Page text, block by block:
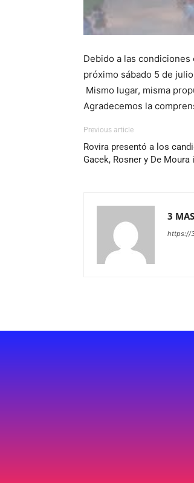
Debido a las
próximo sábado 5 de
Mismo lugar, misma
Agradecemos la
Previous article
Rovira presentó a los
Gacek, Rosner y De
3
https://